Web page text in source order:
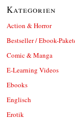
Kategorien
Action & Horror
Bestseller / Ebook-
Comic & Manga
E-Learning Videos
Ebooks
Englisch
Erotik